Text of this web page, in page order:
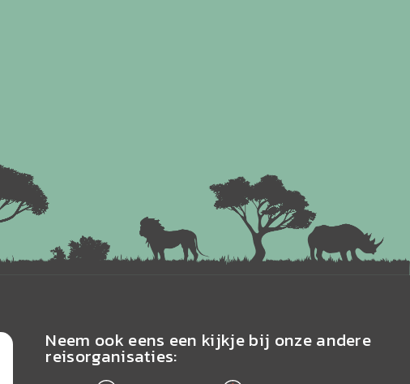
Neem ook eens een kijkje bij onze andere
reisorganisaties: